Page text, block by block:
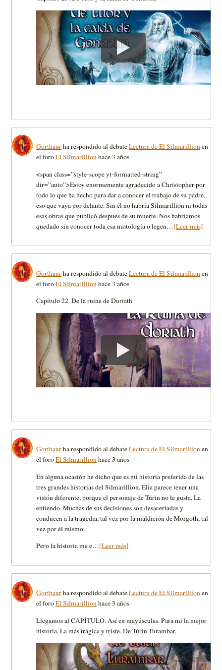
Gorthaurha respondido al debateLectura de El Silmarillionen
el foroEl Silmarillionhace 3 años
<span class=”style-scope yt-formatted-string”
dir=”auto”>Estoy enormemente agradecido a Christopher por
todo lo que ha hecho para dar a conocer el trabajo de su padre,
eso que vaya por delante. Sin él no habría Silmarillion ni todas
esas obras que publicó después de su muerte. Nos habríamos
quedado sin conocer toda esa motología o legen…[Leer más]
Gorthaurha respondido al debateLectura de El Silmarillionen
el foroEl Silmarillionhace 3 años
Capítulo 22. De la ruina de Doriath
Gorthaurha respondido al debateLectura de El Silmarillionen
el foroEl Silmarillionhace 3 años
En alguna ocasión he dicho que es mi historia preferida de las
tres grandes historias del Silmarillion. Elia parece tener una
visión diferente, porque el personaje de Túrin no le gusta. La
entiendo. Muchas de sus decisiones son desacertadas y
conducen a la tragedia, tal vez por la maldición de Morgoth, tal
vez por él mismo.
Pero la historia me e…[Leer más]
Gorthaurha respondido al debateLectura de El Silmarillionen
el foroEl Silmarillionhace 3 años
Llegamos al CAPÍTULO. Así en mayúsculas. Para mí la mejor
historia. La más trágica y triste. De Túrin Turambar.